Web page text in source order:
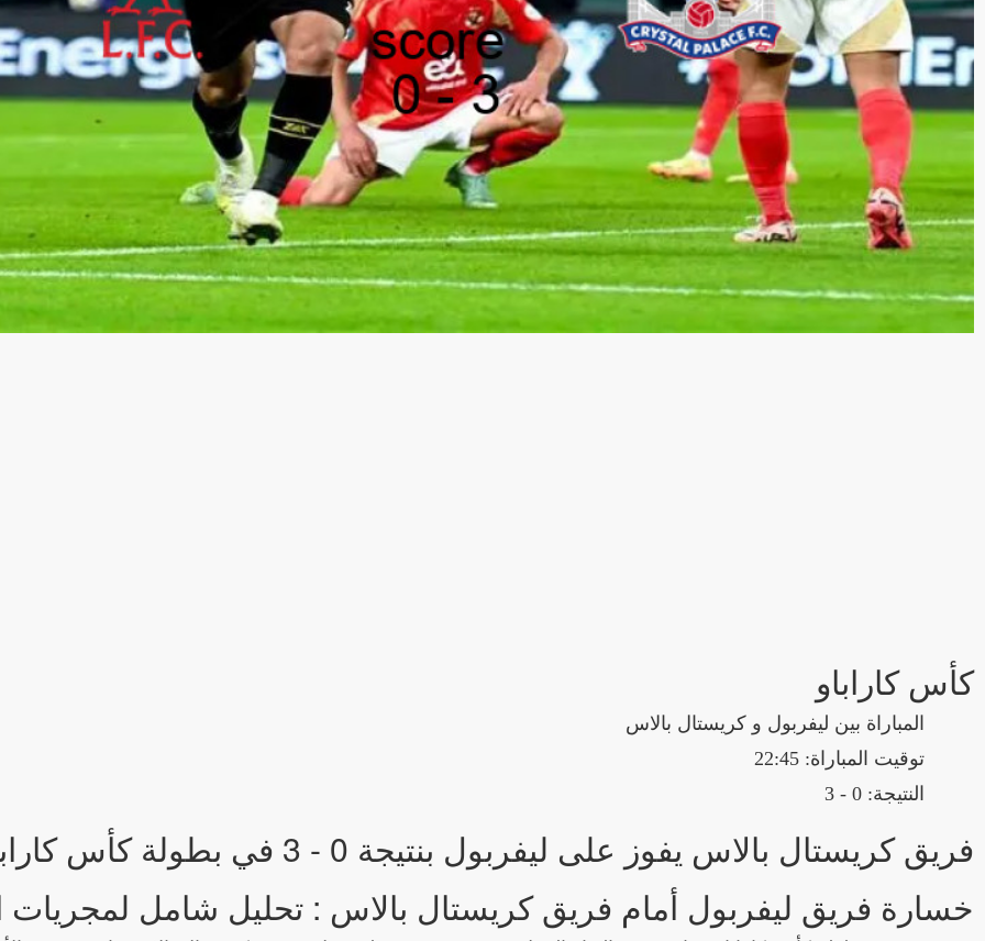
كأس كاراباو
المباراة بين ليفربول و كريستال بالاس
توقيت المباراة: 22:45
النتيجة: 0 - 3
فريق كريستال بالاس يفوز على ليفربول بنتيجة 0 - 3 في بطولة كأس كاراباو.
خسارة فريق ليفربول أمام فريق كريستال بالاس : تحليل شامل لمجريات